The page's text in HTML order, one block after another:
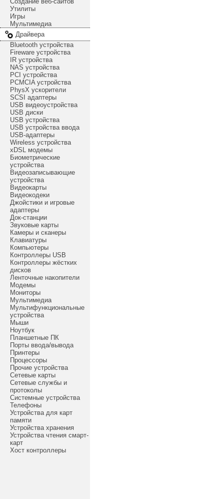
Утилиты
Игры
Мультимедиа
Драйвера
Bluetooth устройства
Fireware устройства
IR устройства
NAS устройства
PCI устройства
PCMCIA устройства
PhysX ускорители
SCSI адаптеры
USB видеоустройства
USB диски
USB устройства
USB устройства ввода
USB-адаптеры
Wireless устройства
xDSL модемы
Биометрические
устройства
Видеозаписывающие
устройства
Видеокарты
Видеокодеки
Джойстики и игровые
адаптеры
Док-станции
Звуковые карты
Камеры и сканеры
Клавиатуры
Компьютеры
Контроллеры USB
Контроллеры жёстких
дисков
Ленточные накопители
Модемы
Мониторы
Мультимедиа
Мультифункциональные
устройства
Мыши
Ноутбук
Планшетные ПК
Порты ввода/вывода
Принтеры
Процессоры
Прочие устройства
Сетевые карты
Сетевые службы и
протоколы
Системные устройства
Телефоны
Устройства для карт
памяти
Устройства хранения
Устройства чтения смарт-
карт
Хост контроллеры